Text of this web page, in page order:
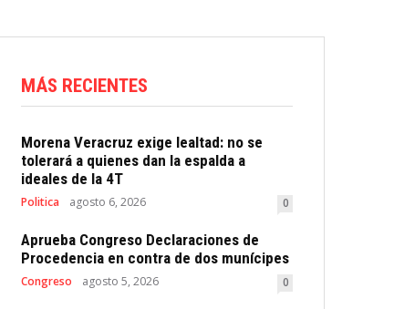
MÁS RECIENTES
Morena Veracruz exige lealtad: no se
tolerará a quienes dan la espalda a
ideales de la 4T
Politica agosto 6, 2026 0
Aprueba Congreso Declaraciones de
Procedencia en contra de dos munícipes
Congreso agosto 5, 2026 0